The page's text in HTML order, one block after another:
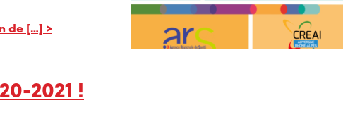
de […] >
2021 !